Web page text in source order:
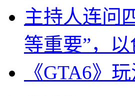
主持人连问
等重要”，
《GTA6》